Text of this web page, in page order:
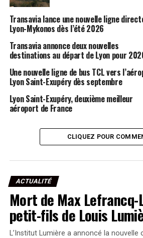
Transavia lance une nouvelle ligne
Lyon-Mykonos dès l’été 2026
Transavia annonce deux nouvelles
destinations au départ de Lyon pour
Une nouvelle ligne de bus TCL vers
Lyon Saint-Exupéry dès septembre
Lyon Saint-Exupéry, deuxième meilleur
aéroport de France
CLIQUEZ POUR
ACTUALITÉ
Mort de Max Lefrancq-
petit-fils de Louis
L’Institut Lumière a annoncé la nouvelle